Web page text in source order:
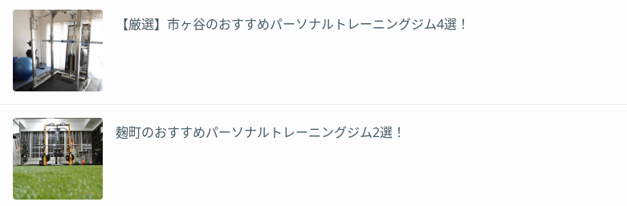
【厳選】市ヶ谷のおすすめパーソナルトレーニングジム4選！
麹町のおすすめパーソナルトレーニングジム2選！